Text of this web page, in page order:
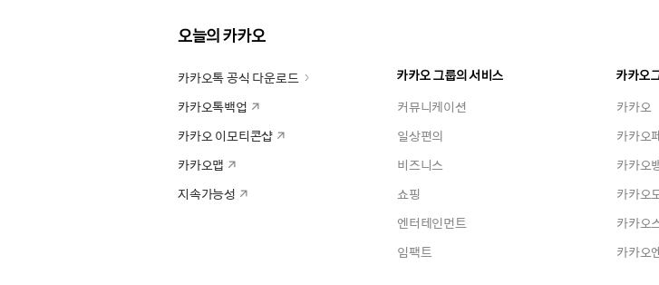
오늘의 카카오
카카오톡 공식 다운로드
카카오톡백업
카카오 이모티콘샵
카카오맵
지속가능성
카카오 그룹의 서비스
커뮤니케이션
일상편의
비즈니스
쇼핑
엔터테인먼트
임팩트
카카오
카카오
카카오
카카오
카카오
카카오
카카오